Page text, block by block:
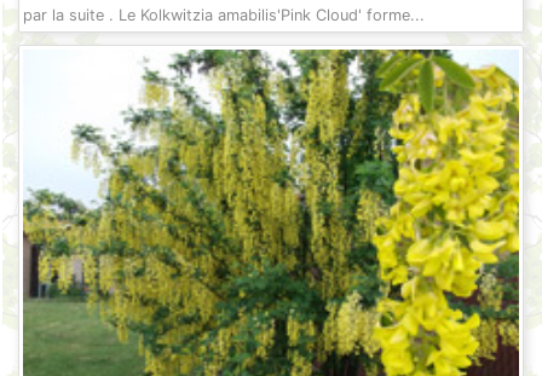
par la suite . Le Kolkwitzia amabilis'Pink Cloud' forme...